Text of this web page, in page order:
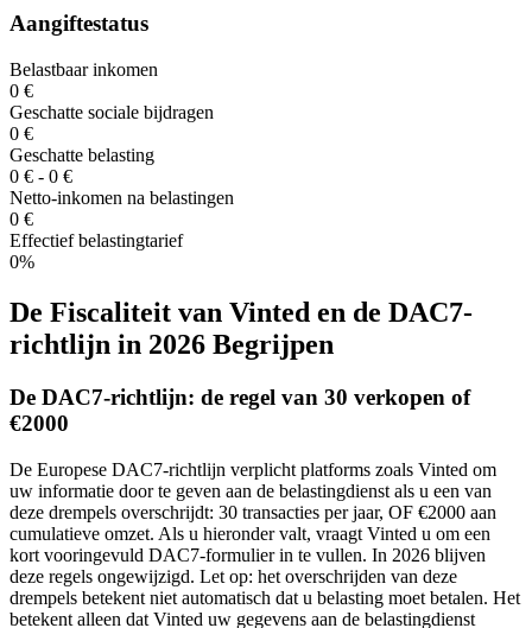
Aangiftestatus
Belastbaar inkomen
0 €
Geschatte sociale bijdragen
0 €
Geschatte belasting
0 € - 0 €
Netto-inkomen na belastingen
0 €
Effectief belastingtarief
0%
De Fiscaliteit van Vinted en de DAC7-
richtlijn in 2026 Begrijpen
De DAC7-richtlijn: de regel van 30 verkopen of
€2000
De Europese DAC7-richtlijn verplicht platforms zoals Vinted om
uw informatie door te geven aan de belastingdienst als u een van
deze drempels overschrijdt: 30 transacties per jaar, OF €2000 aan
cumulatieve omzet. Als u hieronder valt, vraagt Vinted u om een
kort vooringevuld DAC7-formulier in te vullen. In 2026 blijven
deze regels ongewijzigd. Let op: het overschrijden van deze
drempels betekent niet automatisch dat u belasting moet betalen. Het
betekent alleen dat Vinted uw gegevens aan de belastingdienst